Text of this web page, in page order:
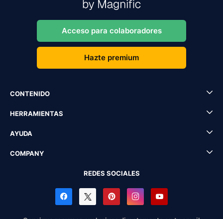
Acceso para colaboradores
Hazte premium
CONTENIDO
HERRAMIENTAS
AYUDA
COMPANY
REDES SOCIALES